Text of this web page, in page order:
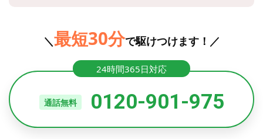
＼最短30分で駆けつけます！／
24時間365日対応
通話無料 0120-901-975